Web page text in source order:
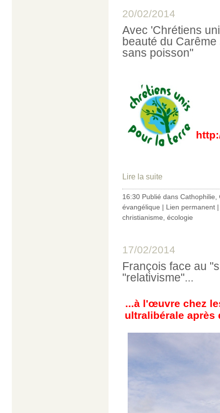
20/02/2014
Avec 'Chrétiens
beauté du
sans poisson"
Lire la suite
16:30 Publié dans Cathophilie,
évangélique | Lien permanent
christianisme, écologie
17/02/2014
François face au
"relativisme"...
...à l'œuvrechez
ultralibérale après